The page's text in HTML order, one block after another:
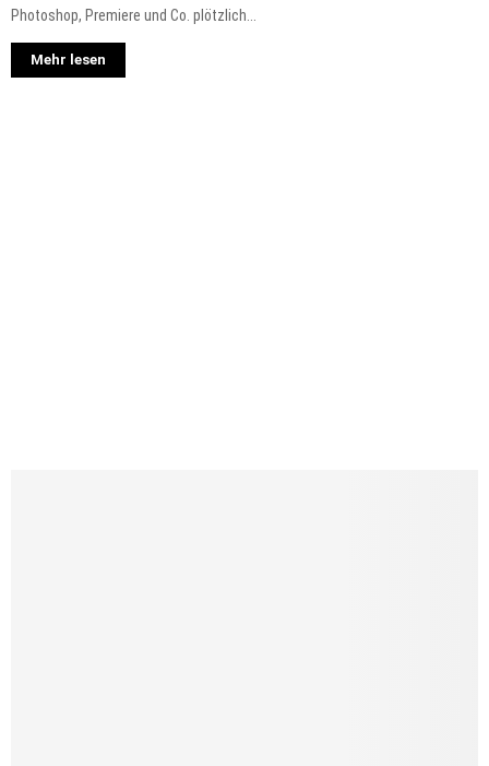
Photoshop, Premiere und Co. plötzlich...
Mehr lesen